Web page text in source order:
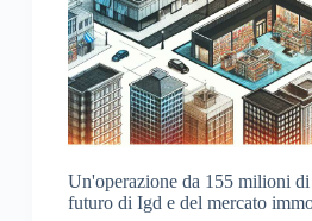
Un'operazione da 155 milioni di
futuro di Igd e del mercato